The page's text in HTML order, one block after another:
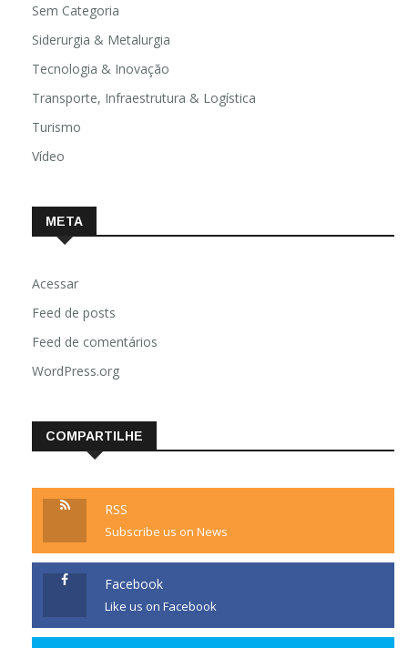
Sem Categoria
Siderurgia & Metalurgia
Tecnologia & Inovação
Transporte, Infraestrutura & Logística
Turismo
Vídeo
META
Acessar
Feed de posts
Feed de comentários
WordPress.org
COMPARTILHE
RSS
Subscribe us on News
Facebook
Like us on Facebook